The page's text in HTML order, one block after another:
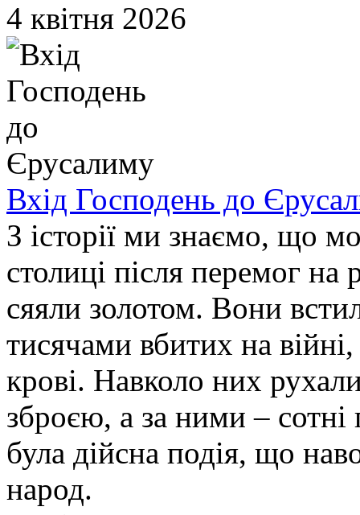
4 квітня 2026
Вхід Господень до
З історії ми знаємо, що
столиці після перемог
сяяли золотом. Вони
тисячами вбитих на
крові. Навколо них
зброєю, а за ними –
була дійсна подія, що
народ.